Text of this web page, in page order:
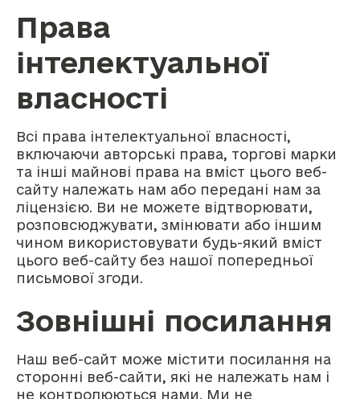
Права
інтелектуальної
власності
Всі права інтелектуальної власності,
включаючи авторські права, торгові марки
та інші майнові права на вміст цього веб-
сайту належать нам або передані нам за
ліцензією. Ви не можете відтворювати,
розповсюджувати, змінювати або іншим
чином використовувати будь-який вміст
цього веб-сайту без нашої попередньої
письмової згоди.
Зовнішні посилання
Наш веб-сайт може містити посилання на
сторонні веб-сайти, які не належать нам і
не контролюються нами. Ми не